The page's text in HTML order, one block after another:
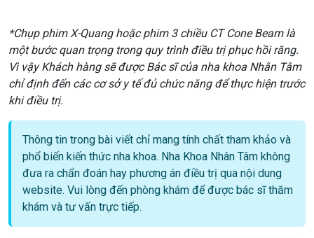
*Chụp phim X-Quang hoặc phim 3 chiều CT Cone Beam là
một bước quan trọng trong quy trình điều trị phục hồi răng.
Vì vậy Khách hàng sẽ được Bác sĩ của nha khoa Nhân Tâm
chỉ định đến các cơ sở y tế đủ chức năng để thực hiện trước
khi điều trị.
Thông tin trong bài viết chỉ mang tính chất tham khảo và
phổ biến kiến thức nha khoa. Nha Khoa Nhân Tâm không
đưa ra chẩn đoán hay phương án điều trị qua nội dung
website. Vui lòng đến phòng khám để được bác sĩ thăm
khám và tư vấn trực tiếp.